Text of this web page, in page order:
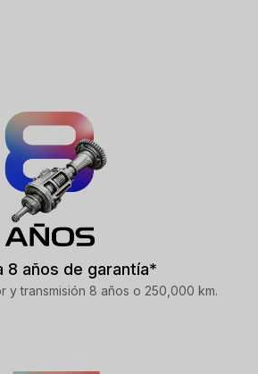
8 años de garantía*
y transmisión 8 años o 250,000 km.